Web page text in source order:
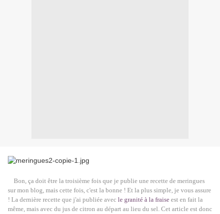
Bon, ça doit être la troisième fois que je publie une recette de meringues
sur mon blog, mais cette fois, c'est la bonne ! Et la plus simple, je vous assure
! La dernière recette que j'ai publiée avec le granité à la fraise est en fait la
même, mais avec du jus de citron au départ au lieu du sel. Cet article est donc